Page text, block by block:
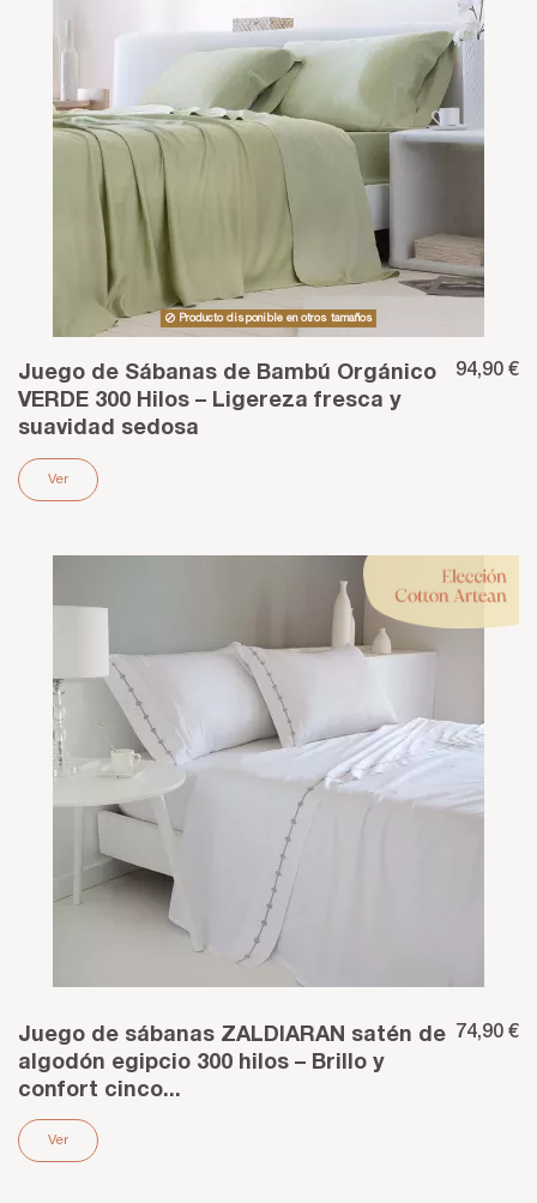
Producto disponible en otros tamaños
Juego de Sábanas de Bambú Orgánico
VERDE 300 Hilos – Ligereza fresca y
suavidad sedosa
94,90 €
Ver
Juego de sábanas ZALDIARAN satén de
algodón egipcio 300 hilos – Brillo y
confort cinco...
74,90 €
Ver